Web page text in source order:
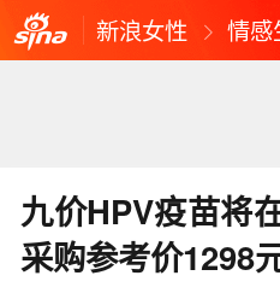
新浪女性 情感
九价HPV疫苗将
采购参考价1298